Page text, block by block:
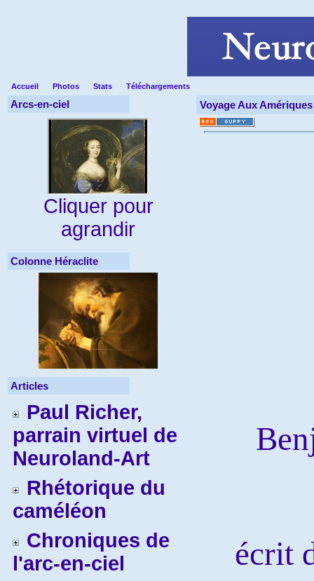
Accueil Photos Stats Téléchargements
Arcs-en-ciel
Cliquer pour
agrandir
Colonne Héraclite
Articles
Paul Richer,
parrain virtuel de
Neuroland-Art
Rhétorique du
caméléon
Chroniques de
l'arc-en-ciel
Voyage Aux
écrit